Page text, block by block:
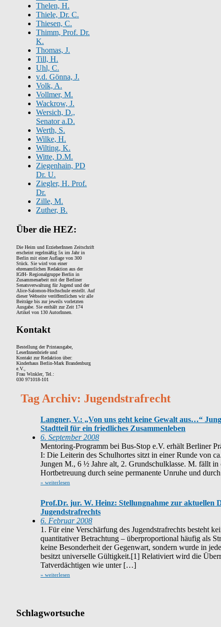
Thelen, H.
Thiele, Dr. C.
Thiesen, C.
Thimm, Prof. Dr.
K.
Thomas, J.
Till, H.
Uhl, C.
v.d. Gönna, J.
Volk, A.
Vollmer, M.
Wackrow, J.
Wersich, D.,
Senator a.D.
Werth, S.
Wilke, H.
Wilting, K.
Witte, D.M.
Ziegenhain, PD
Dr. U.
Ziegler, H. Prof.
Dr.
Zille, M.
Zuther, B.
Über die HEZ:
Die Heim und ErzieherInnen Zeitschrift
erscheint regelmäßig 5x im Jahr in
Berlin mit einer Auflage von 300
Stück. Sie wird von einer
ehrenamtlichen Redaktion aus der
IGfH- Regionalgruppe Berlin in
Zusammenarbeit mit der Berliner
Senatsverwaltung für Jugend und der
Alice-Salomon-Hochschule erstellt. Auf
dieser Webseite veröffentlichen wir alle
Beiträge bis zur jeweils vorletzten
Ausgabe. Sie enthält zur Zeit 174
Artikel von 130 AutorInnen.
Kontakt
Bestellung der Printausgabe,
LeserInnenbriefe und
Kontakt zur Redaktion über:
Kinderhaus Berlin-Mark Brandenburg
e.V.,
Frau Winkler, Tel.:
030 971018-101
Tag Archiv: Jugendstrafrecht
Langner, V.: „Von uns geht keine Gewalt aus…“
Stadtteil für ein friedliches Zusammenleben
6. September 2008
Mentoring-Programm bei Bus-Stop e.V. erhält Berliner
I: Die Leiterin des Schulhortes sitzt in einer Runde von
Jungen M., 6 ½ Jahre alt, 2. Grundschulklasse. M. fällt
Hortbetreuung durch seine permanente Unruhe und
» weiterlesen
Prof.Dr. jur. W. Heinz: Stellungnahme zur aktuellen
Jugendstrafrechts
6. Februar 2008
1. Für eine Verschärfung des Jugendstrafrechts besteht
quantitativer Betrachtung – überproportional häufig als
keine Besonderheit der Gegenwart, sondern wurde in
besitzt universelle Gültigkeit.[1] Relativiert wird die
Tatverdächtigen wie unter […]
» weiterlesen
Schlagwortsuche